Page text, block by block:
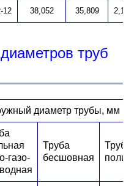
12 38,052 35,809 2,117
труб
диаметр трубы, мм
газо-
Труба
бесшовная
Труба